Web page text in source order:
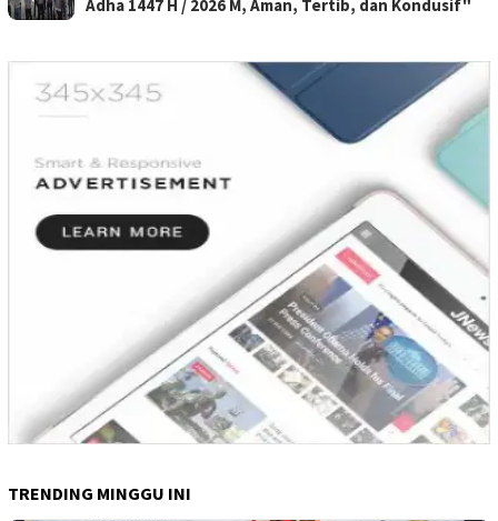
Adha 1447 H / 2026 M, Aman, Tertib, dan Kondusif"
TRENDING MINGGU INI